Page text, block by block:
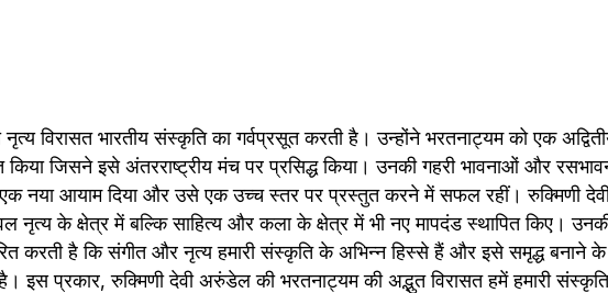
विरासत भारतीय संस्कृति का गर्वप्रसूत करती है। उन्होंने भरतनाट्यम को एक
किया जिसने इसे अंतरराष्ट्रीय मंच पर प्रसिद्ध किया। उनकी गहरी भावनाओं और
एक नया आयाम दिया और उसे एक उच्च स्तर पर प्रस्तुत करने में सफल रहीं। रुक्मिणी
के क्षेत्र में बल्कि साहित्य और कला के क्षेत्र में भी नए मापदंड स्थापित किए।
करती है कि संगीत और नृत्य हमारी संस्कृति के अभिन्न हिस्से हैं और इसे समृद्ध बनाने के
है। इस प्रकार, रुक्मिणी देवी अरुंडेल की भरतनाट्यम की अद्भुत विरासत हमें हमारी